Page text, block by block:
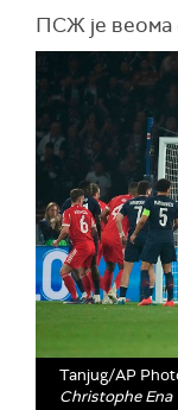
ПСЖ је веома
Tanjug/AP
Christophe Ena